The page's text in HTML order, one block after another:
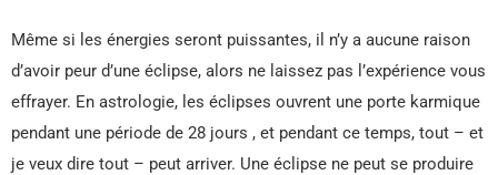
Même si les énergies seront puissantes, il n’y a aucune raison
d’avoir peur d’une éclipse, alors ne laissez pas l’expérience vous
effrayer. En astrologie, les éclipses ouvrent une porte karmique
pendant une période de 28 jours , et pendant ce temps, tout – et
je veux dire tout – peut arriver. Une éclipse ne peut se produire